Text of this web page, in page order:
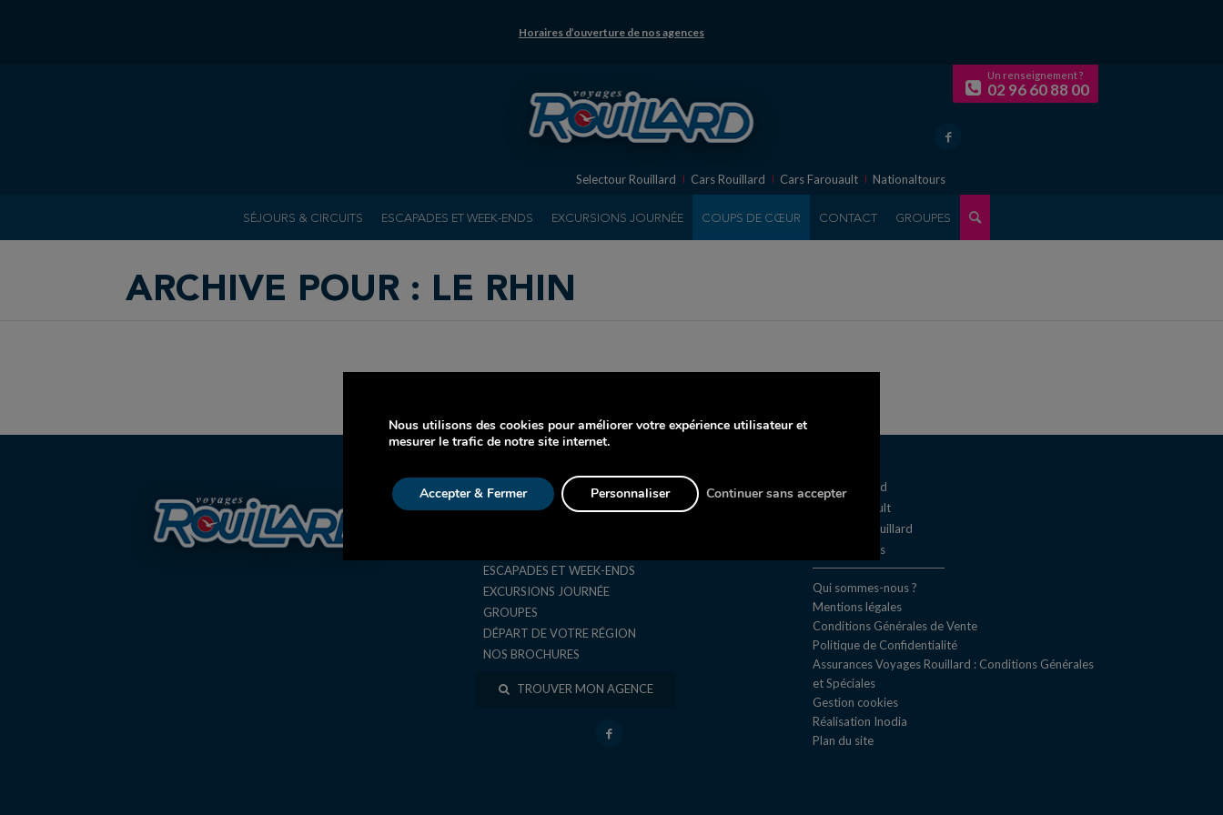
Horaires d’ouverture de nos agences
Un renseignement ?
02 96 60 88 00
Selectour Rouillard Cars Rouillard Cars Farouault Nationaltours
SÉJOURS & CIRCUITS ESCAPADES ET WEEK-ENDS EXCURSIONS JOURNÉE COUPS DE CŒUR CONTACT GROUPES
ARCHIVE POUR : LE RHIN
AVION
CROISIÈRE
ESCAPADES ET WEEK-ENDS
EXCURSIONS JOURNÉE
GROUPES
DÉPART DE VOTRE RÉGION
NOS BROCHURES
TROUVER MON AGENCE
Cars Rouillard
Cars Farouault
Selectour Rouillard
Nationaltours
Qui sommes-nous ?
Mentions légales
Conditions Générales de Vente
Politique de Confidentialité
Assurances Voyages Rouillard : Conditions Générales
et Spéciales
Gestion cookies
Réal​isation Inodia
Plan du site
Nous utilisons des cookies pour améliorer votre expérience utilisateur et
mesurer le trafic de notre site internet.
Accepter & Fermer Continuer sans accepter
Personnaliser